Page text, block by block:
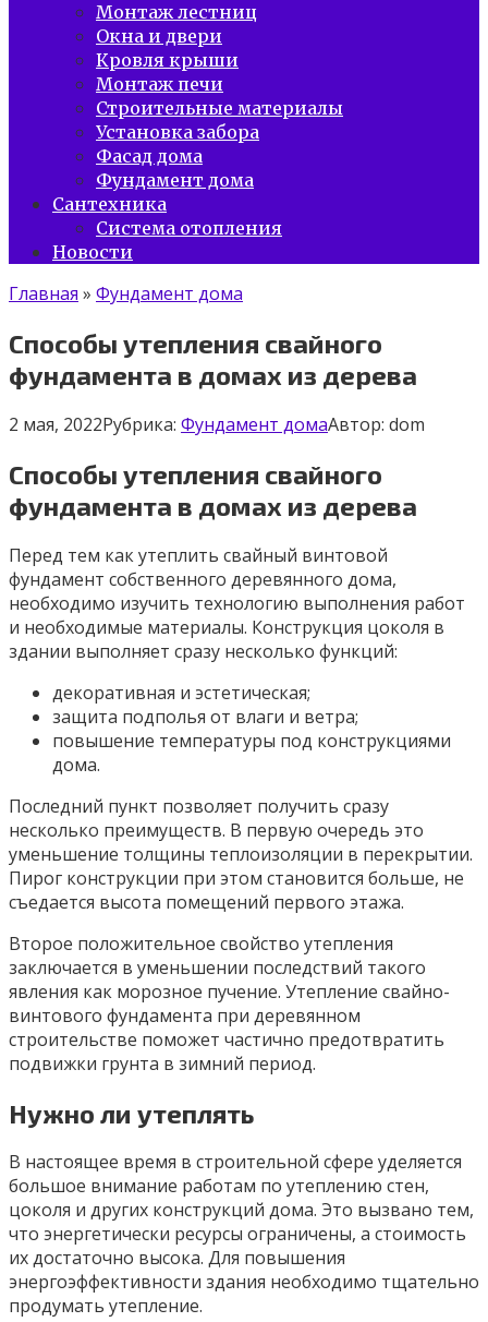
Монтаж лестниц
Окна и двери
Кровля крыши
Монтаж печи
Строительные материалы
Установка забора
Фасад дома
Фундамент дома
Сантехника
Система отопления
Новости
Главная » Фундамент дома
Способы утепления свайного
фундамента в домах из дерева
2 мая, 2022Рубрика: Фундамент домаАвтор: dom
Способы утепления свайного
фундамента в домах из дерева
Перед тем как утеплить свайный винтовой
фундамент собственного деревянного дома,
необходимо изучить технологию выполнения работ
и необходимые материалы. Конструкция цоколя в
здании выполняет сразу несколько функций:
декоративная и эстетическая;
защита подполья от влаги и ветра;
повышение температуры под конструкциями
дома.
Последний пункт позволяет получить сразу
несколько преимуществ. В первую очередь это
уменьшение толщины теплоизоляции в перекрытии.
Пирог конструкции при этом становится больше, не
съедается высота помещений первого этажа.
Второе положительное свойство утепления
заключается в уменьшении последствий такого
явления как морозное пучение. Утепление свайно-
винтового фундамента при деревянном
строительстве поможет частично предотвратить
подвижки грунта в зимний период.
Нужно ли утеплять
В настоящее время в строительной сфере уделяется
большое внимание работам по утеплению стен,
цоколя и других конструкций дома. Это вызвано тем,
что энергетически ресурсы ограничены, а стоимость
их достаточно высока. Для повышения
энергоэффективности здания необходимо тщательно
продумать утепление.